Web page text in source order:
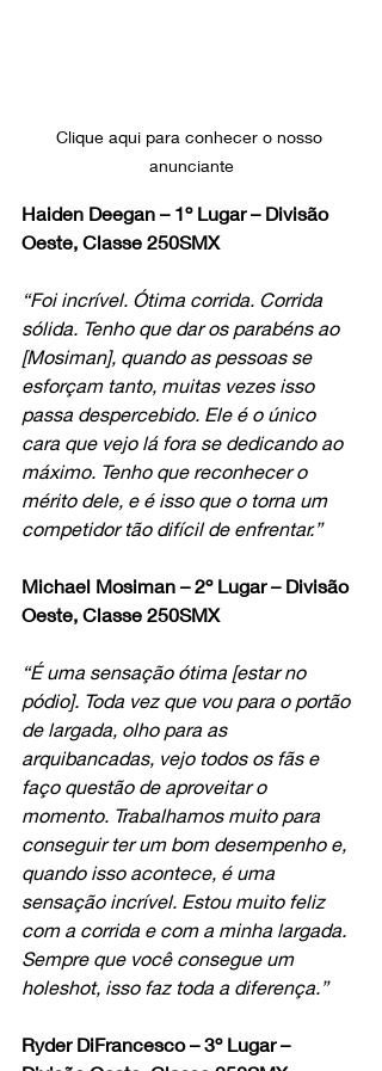
Clique aqui para conhecer o nosso
anunciante
Haiden Deegan – 1º Lugar – Divisão
Oeste, Classe 250SMX
“Foi incrível. Ótima corrida. Corrida
sólida. Tenho que dar os parabéns ao
[Mosiman], quando as pessoas se
esforçam tanto, muitas vezes isso
passa despercebido. Ele é o único
cara que vejo lá fora se dedicando ao
máximo. Tenho que reconhecer o
mérito dele, e é isso que o torna um
competidor tão difícil de enfrentar.”
Michael Mosiman – 2º Lugar – Divisão
Oeste, Classe 250SMX
“É uma sensação ótima [estar no
pódio]. Toda vez que vou para o portão
de largada, olho para as
arquibancadas, vejo todos os fãs e
faço questão de aproveitar o
momento. Trabalhamos muito para
conseguir ter um bom desempenho e,
quando isso acontece, é uma
sensação incrível. Estou muito feliz
com a corrida e com a minha largada.
Sempre que você consegue um
holeshot, isso faz toda a diferença.”
Ryder DiFrancesco – 3º Lugar –